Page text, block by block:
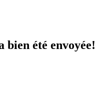
bien été envoyée!